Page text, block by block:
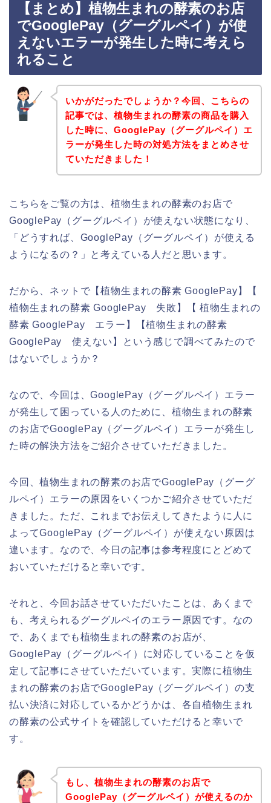
【まとめ】植物生まれの酵素のお店
でGooglePay（グーグルペイ）が使
えないエラーが発生した時に考えら
れること
いかがだったでしょうか？今回、こちらの
記事では、植物生まれの酵素の商品を購入
した時に、GooglePay（グーグルペイ）エ
ラーが発生した時の対処方法をまとめさせ
ていただきました！
こちらをご覧の方は、植物生まれの酵素のお店で
GooglePay（グーグルペイ）が使えない状態になり、
「どうすれば、GooglePay（グーグルペイ）が使える
ようになるの？」と考えている人だと思います。
だから、ネットで【植物生まれの酵素 GooglePay】【
植物生まれの酵素 GooglePay 失敗】【 植物生まれの
酵素 GooglePay エラー】【植物生まれの酵素
GooglePay 使えない】という感じで調べてみたので
はないでしょうか？
なので、今回は、GooglePay（グーグルペイ）エラー
が発生して困っている人のために、植物生まれの酵素
のお店でGooglePay（グーグルペイ）エラーが発生し
た時の解決方法をご紹介させていただきました。
今回、植物生まれの酵素のお店でGooglePay（グーグ
ルペイ）エラーの原因をいくつかご紹介させていただ
きました。ただ、これまでお伝えしてきたように人に
よってGooglePay（グーグルペイ）が使えない原因は
違います。なので、今日の記事は参考程度にとどめて
おいていただけると幸いです。
それと、今回お話させていただいたことは、あくまで
も、考えられるグーグルペイのエラー原因です。なの
で、あくまでも植物生まれの酵素のお店が、
GooglePay（グーグルペイ）に対応していることを仮
定して記事にさせていただいています。実際に植物生
まれの酵素のお店でGooglePay（グーグルペイ）の支
払い決済に対応しているかどうかは、各自植物生まれ
の酵素の公式サイトを確認していただけると幸いで
す。
もし、植物生まれの酵素のお店で
GooglePay（グーグルペイ）が使えるのか